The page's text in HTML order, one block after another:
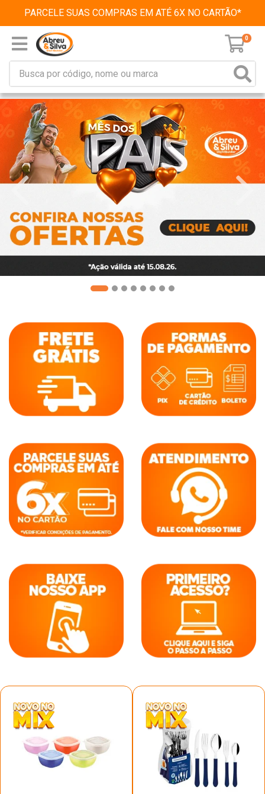
PARCELE SUAS COMPRAS EM ATÉ 6X NO CARTÃO*
0